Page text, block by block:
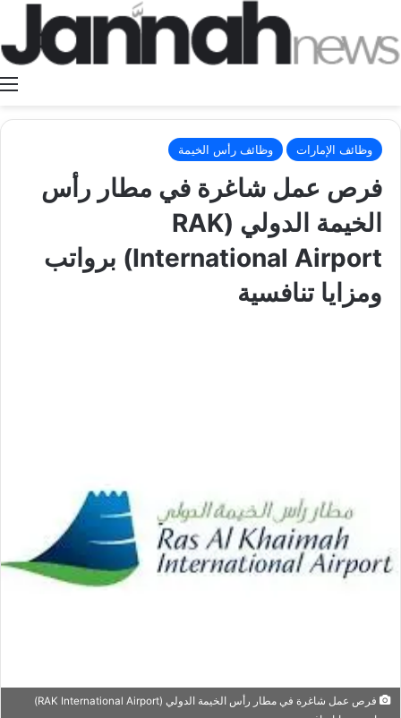
وظائف الإمارات وظائف رأس الخيمة
فرص عمل شاغرة في مطار رأس
الخيمة الدولي (RAK
International Airport) برواتب
ومزايا تنافسية
فرص عمل شاغرة في مطار رأس الخيمة الدولي (RAK International Airport)